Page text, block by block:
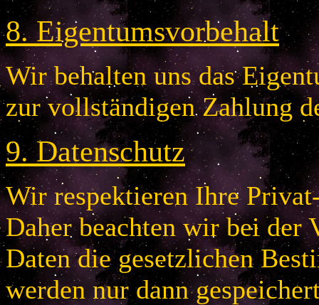
8.Eigentumsvorbehalt
Wir behalten uns das
zur vollständigen Zahlung
9.Datenschutz
Wir respektieren Ihre
Daher beachten wir bei der
Daten die gesetzlichen
werden nur dann